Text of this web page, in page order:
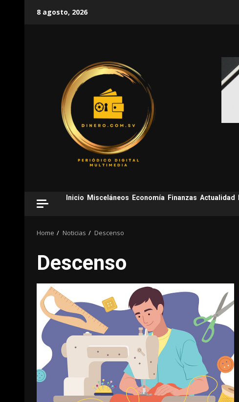
8 agosto, 2026
Inicio Misceláneos Economía Finanzas Actualidad
Home Noticias Descenso
Descenso